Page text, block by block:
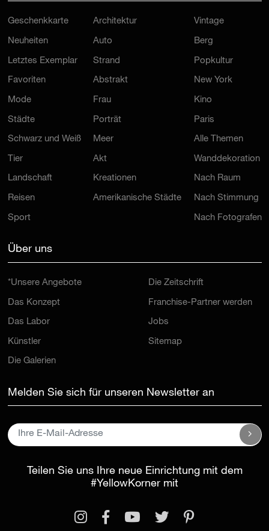
Geschenkkarte
Neuheiten
Letztes Exemplar
Favoriten
Mode
Städte
Schwarz und Weiß
Tier
Landschaft
Reisen
Sport
Architektur
Auto
Strand
Abstrakt
Frau
Porträt
Meer
Akt
Kreationen
Amerikanische Städte
Vintage
Berg
Popkultur
New York
Kino
Paris
Alle Themen
Wanddekoration
Nach Raum
Nach Stimmung
Nach Fotografen
Über uns
*Unsere Angebote
Das Konzept
Das Labor
Künstler
Die Galerien
Die Zeitschrift
Franchise-Partner werden
Jobs
Sitemap
Melden Sie sich für unseren Newsletter an
Teilen Sie uns Ihre neue Einrichtung mit dem
#YellowKorner mit